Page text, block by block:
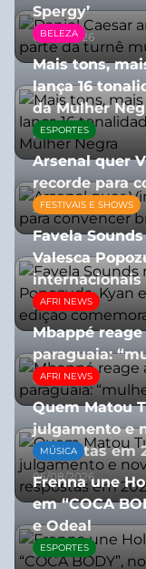
Spergy’
05/08/2026
BELEZA
Mais tons,
lança 16
da Mulher
28/07/2026
ESPORTES
Arsenal quer
recorde para
27/07/2026
FESTIVAIS E SHOWS
Favela
Valesca
internacionais
31/07/2026
AFRI NEWS
Mbappé
paraguaia:
07/07/2026
AFRI NEWS
Quem Matou
julgamento e
respostas em
05/08/2026
MÚSICA
Frenna une
em “COCA
e Odeal
07/07/2026
ESPORTES